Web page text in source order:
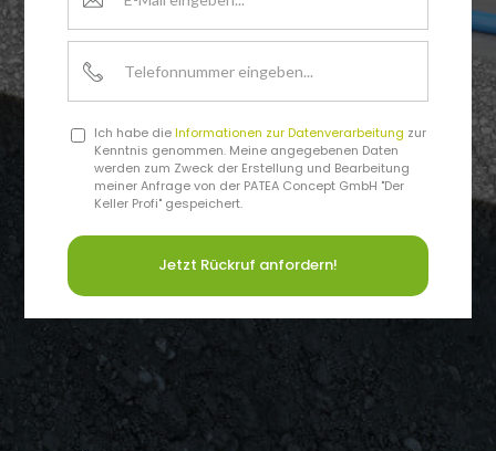
Ich habe dieInformationen zur Datenverarbeitung zur
Kenntnis genommen. Meine angegebenen Daten
werden zum Zweck der Erstellung und Bearbeitung
meiner Anfrage von der PATEA Concept GmbH "Der
Keller Profi" gespeichert.